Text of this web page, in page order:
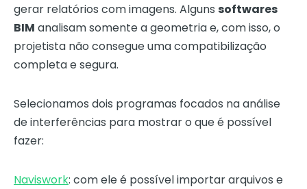
gerar relatórios com imagens. Alguns softwares
BIM analisam somente a geometria e, com isso, o
projetista não consegue uma compatibilização
completa e segura.
Selecionamos dois programas focados na análise
de interferências para mostrar o que é possível
fazer:
Naviswork: com ele é possível importar arquivos e